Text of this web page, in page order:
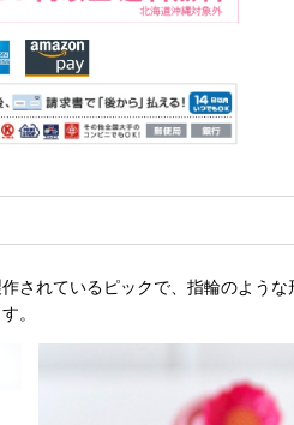
されているピックで、指輪のような
。